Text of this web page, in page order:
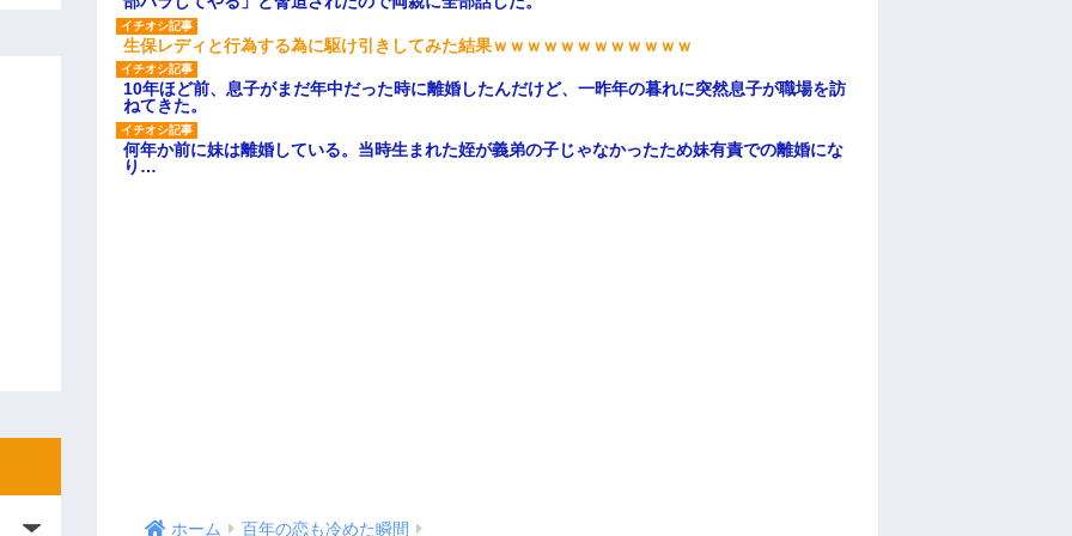
生保レディと行為する為に駆け引きしてみた結果ｗｗｗｗｗｗｗｗｗｗｗｗ
10年ほど前、息子がまだ年中だった時に離婚したんだけど、一昨年の暮れに突然息子が職場を訪
ねてきた。
何年か前に妹は離婚している。当時生まれた姪が義弟の子じゃなかったため妹有責での離婚にな
り…
ホーム 百年の恋も冷めた瞬間